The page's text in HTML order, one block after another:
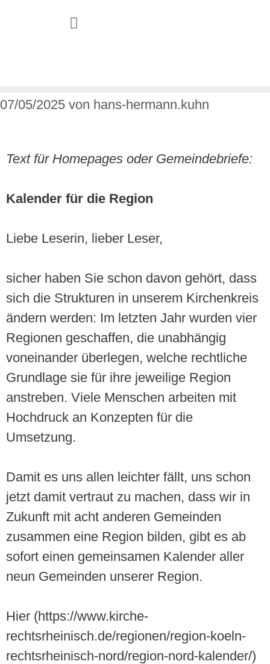
07/05/2025 von hans-hermann.kuhn
Text für Homepages oder Gemeindebriefe:
Kalender für die Region
Liebe Leserin, lieber Leser,
sicher haben Sie schon davon gehört, dass
sich die Strukturen in unserem Kirchenkreis
ändern werden: Im letzten Jahr wurden vier
Regionen geschaffen, die unabhängig
voneinander überlegen, welche rechtliche
Grundlage sie für ihre jeweilige Region
anstreben. Viele Menschen arbeiten mit
Hochdruck an Konzepten für die
Umsetzung.
Damit es uns allen leichter fällt, uns schon
jetzt damit vertraut zu machen, dass wir in
Zukunft mit acht anderen Gemeinden
zusammen eine Region bilden, gibt es ab
sofort einen gemeinsamen Kalender aller
neun Gemeinden unserer Region.
Hier (https://www.kirche-
rechtsrheinisch.de/regionen/region-koeln-
rechtsrheinisch-nord/region-nord-kalender/)